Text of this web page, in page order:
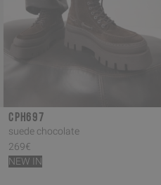
CPH697
suede chocolate
269€
NEW IN